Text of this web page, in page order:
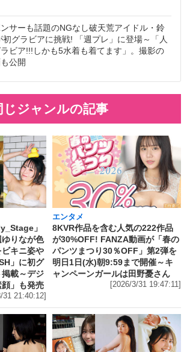
サーも話題のNGなし破天荒アイドル・鈴
初グラビアに挑戦! 「週プレ」に登場～「人
ビア!!!しかも5水着も着てます」。撮影の
公開
じジャンルの記事
」
りなが色
キニ姿や
」に初グ
載～デジ
」も発売
31 21:40:12]
エンタメ
8KVR作品を含む人気の222作品
が30%OFF! FANZA動画が「春の
パンツまつり30％OFF」第2弾を
明日1日(水)朝9:59まで開催～キ
ャンペーンガールは田野憂さん
[2026/3/31 19:47:11]